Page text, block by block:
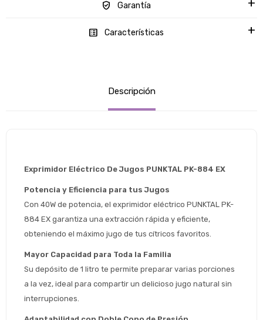
Garantía
Características
Descripción
Exprimidor Eléctrico De Jugos PUNKTAL PK-884 EX
Potencia y Eficiencia para tus Jugos
Con 40W de potencia, el exprimidor eléctrico PUNKTAL PK-
884 EX garantiza una extracción rápida y eficiente,
obteniendo el máximo jugo de tus cítricos favoritos.
Mayor Capacidad para Toda la Familia
Su depósito de 1 litro te permite preparar varias porciones
a la vez, ideal para compartir un delicioso jugo natural sin
interrupciones.
Estimado/a